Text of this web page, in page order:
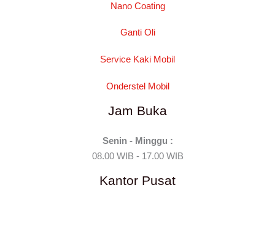
Nano Coating
Ganti Oli
Service Kaki Mobil
Onderstel Mobil
Jam Buka
Senin - Minggu :
08.00 WIB - 17.00 WIB
Kantor Pusat